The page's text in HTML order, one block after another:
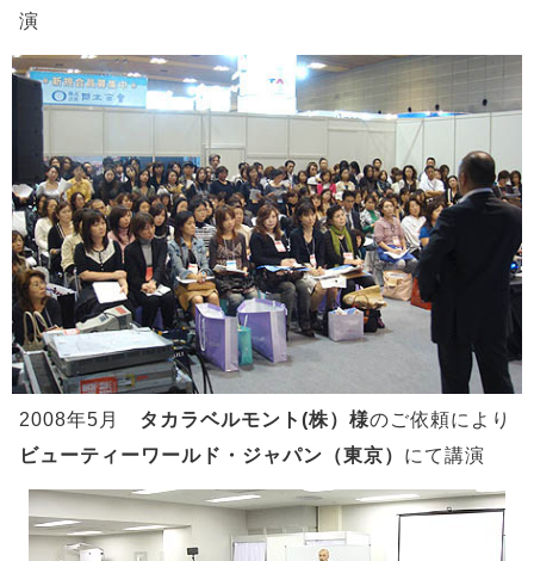
演
2008年5月 タカラベルモント(株）様のご依頼により
ビューティーワールド・ジャパン（東京） にて講演